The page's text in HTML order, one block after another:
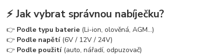
⚡ Jak vybrat správnou nabíječku?
👉 Podle typu baterie (Li-ion, olověná, AGM…)
👉 Podle napětí(6V / 12V / 24V)
👉 Podle použití(auto, nářadí, odpuzovač)